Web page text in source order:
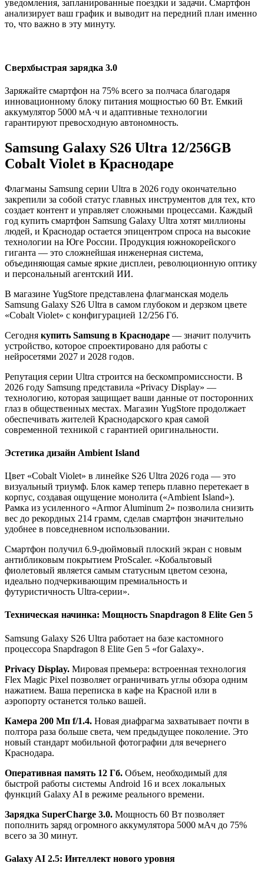
уведомления, запланированные поездки и задачи. Смартфон
анализирует ваш график и выводит на передний план именно
то, что важно в эту минуту.
Сверхбыстрая зарядка 3.0
Заряжайте смартфон на 75% всего за полчаса благодаря
инновационному блоку питания мощностью 60 Вт. Емкий
аккумулятор 5000 мА·ч и адаптивные технологии
гарантируют превосходную автономность.
Samsung Galaxy S26 Ultra 12/256GB
Cobalt Violet в Краснодаре
Флагманы Samsung серии Ultra в 2026 году окончательно
закрепили за собой статус главных инструментов для тех, кто
создает контент и управляет сложными процессами. Каждый
год купить смартфон Samsung Galaxy Ultra хотят миллионы
людей, и Краснодар остается эпицентром спроса на высокие
технологии на Юге России. Продукция южнокорейского
гиганта — это сложнейшая инженерная система,
объединяющая самые яркие дисплеи, революционную оптику
и персональный агентский ИИ.
В магазине YugStore представлена флагманская модель
Samsung Galaxy S26 Ultra в самом глубоком и дерзком цвете
«Cobalt Violet» с конфигурацией 12/256 Гб.
Сегодня купить Samsung в Краснодаре — значит получить
устройство, которое спроектировано для работы с
нейросетями 2027 и 2028 годов.
Репутация серии Ultra строится на бескомпромиссности. В
2026 году Samsung представила «Privacy Display» —
технологию, которая защищает ваши данные от посторонних
глаз в общественных местах. Магазин YugStore продолжает
обеспечивать жителей Краснодарского края самой
современной техникой с гарантией оригинальности.
Эстетика дизайн Ambient Island
Цвет «Cobalt Violet» в линейке S26 Ultra 2026 года — это
визуальный триумф. Блок камер теперь плавно перетекает в
корпус, создавая ощущение монолита («Ambient Island»).
Рамка из усиленного «Armor Aluminum 2» позволила снизить
вес до рекордных 214 грамм, сделав смартфон значительно
удобнее в повседневном использовании.
Смартфон получил 6.9-дюймовый плоский экран с новым
антибликовым покрытием ProScaler. «Кобальтовый
фиолетовый является самым статусным цветом сезона,
идеально подчеркивающим премиальность и
футуристичность Ultra-серии».
Техническая начинка: Мощность Snapdragon 8 Elite Gen 5
Samsung Galaxy S26 Ultra работает на базе кастомного
процессора Snapdragon 8 Elite Gen 5 «for Galaxy».
Privacy Display. Мировая премьера: встроенная технология
Flex Magic Pixel позволяет ограничивать углы обзора одним
нажатием. Ваша переписка в кафе на Красной или в
аэропорту останется только вашей.
Камера 200 Мп f/1.4. Новая диафрагма захватывает почти в
полтора раза больше света, чем предыдущее поколение. Это
новый стандарт мобильной фотографии для вечернего
Краснодара.
Оперативная память 12 Гб. Объем, необходимый для
быстрой работы системы Android 16 и всех локальных
функций Galaxy AI в режиме реального времени.
Зарядка SuperCharge 3.0. Мощность 60 Вт позволяет
пополнить заряд огромного аккумулятора 5000 мАч до 75%
всего за 30 минут.
Galaxy AI 2.5: Интеллект нового уровня